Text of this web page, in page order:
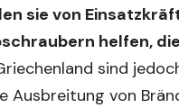
sie von
helfen,
sind
Ausbreitung von